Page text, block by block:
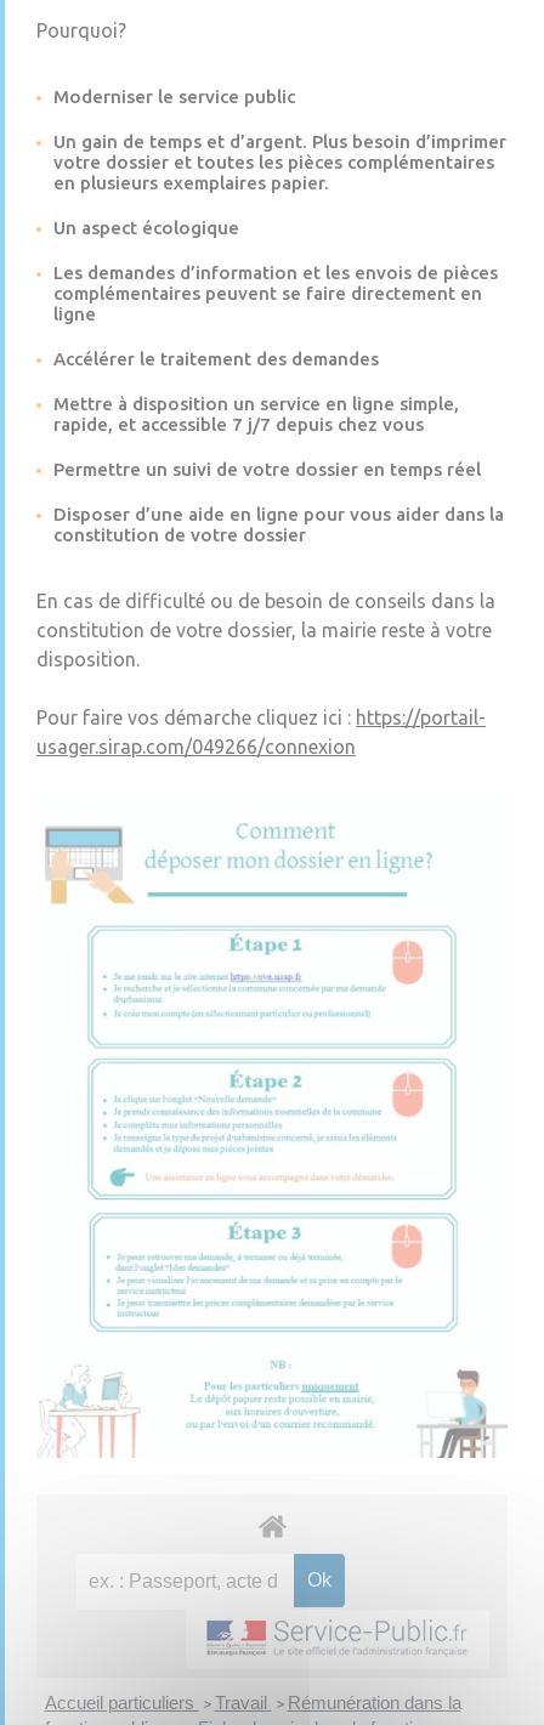
Pourquoi?
Moderniser le service public
Un gain de temps et d’argent. Plus besoin d’imprimer
votre dossier et toutes les pièces complémentaires
en plusieurs exemplaires papier.
Un aspect écologique
Les demandes d’information et les envois de pièces
complémentaires peuvent se faire directement en
ligne
Accélérer le traitement des demandes
Mettre à disposition un service en ligne simple,
rapide, et accessible 7 j/7 depuis chez vous
Permettre un suivi de votre dossier en temps réel
Disposer d’une aide en ligne pour vous aider dans la
constitution de votre dossier
En cas de difficulté ou de besoin de conseils dans la
constitution de votre dossier, la mairie reste à votre
disposition.
Pour faire vos démarche cliquez ici : https://portail-
usager.sirap.com/049266/connexion
Accueil particuliers > Travail > Rémunération dans la